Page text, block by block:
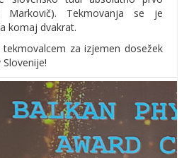
Tekmovanja se je
komaj dvakrat.
za izjemen dosežek